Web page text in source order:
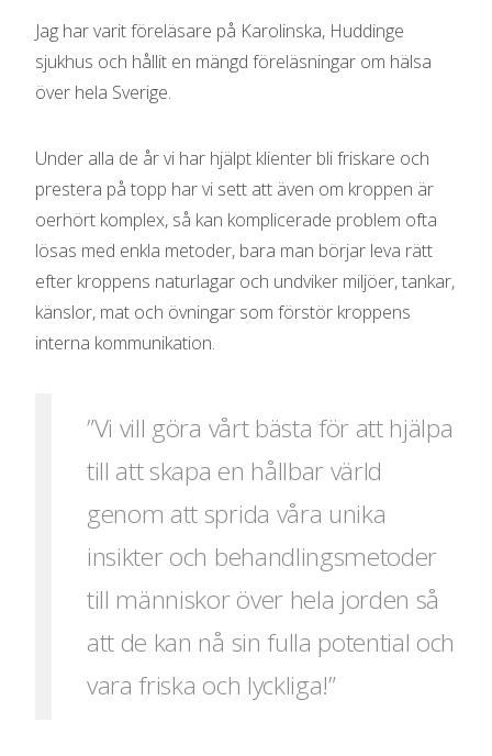
Jag har varit föreläsare på Karolinska, Huddinge
sjukhus och hållit en mängd föreläsningar om hälsa
över hela Sverige.
Under alla de år vi har hjälpt klienter bli friskare och
prestera på topp har vi sett att även om kroppen är
oerhört komplex, så kan komplicerade problem ofta
lösas med enkla metoder, bara man börjar leva rätt
efter kroppens naturlagar och undviker miljöer, tankar,
känslor, mat och övningar som förstör kroppens
interna kommunikation.
”Vi vill göra vårt bästa för att hjälpa
till att skapa en hållbar värld
genom att sprida våra unika
insikter och behandlingsmetoder
till människor över hela jorden så
att de kan nå sin fulla potential och
vara friska och lyckliga!”